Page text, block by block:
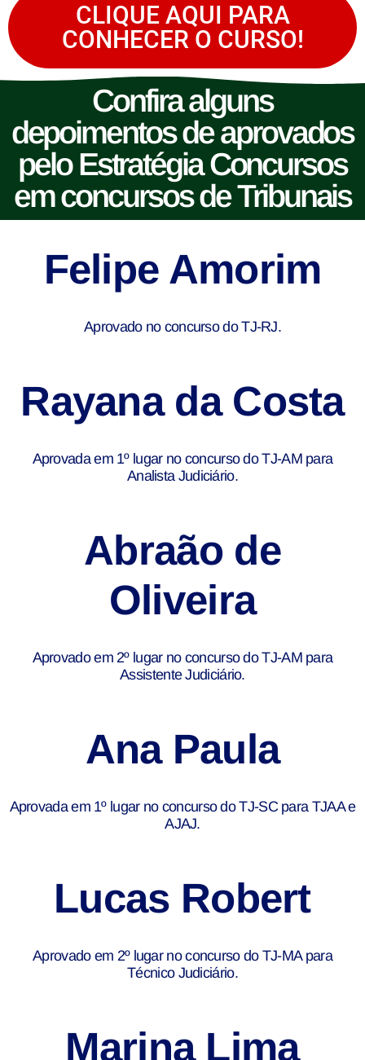
CLIQUE AQUI PARA
CONHECER O CURSO!
Confira alguns
depoimentos de aprovados
pelo Estratégia Concursos
em concursos de Tribunais
Felipe Amorim
Aprovado no concurso do TJ-RJ.
Rayana da Costa
Aprovada em 1º lugar no concurso do TJ-AM para
Analista Judiciário.
Abraão de
Oliveira
Aprovado em 2º lugar no concurso do TJ-AM para
Assistente Judiciário.
Ana Paula
Aprovada em 1º lugar no concurso do TJ-SC para TJAA e
AJAJ.
Lucas Robert
Aprovado em 2º lugar no concurso do TJ-MA para
Técnico Judiciário.
Marina Lima